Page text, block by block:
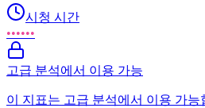
시청 시간
••••••
고급 분석에서 이용 가능
이 지표는 고급 분석에서 이용 가